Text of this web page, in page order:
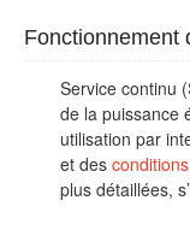
Fonctionnement
Service continu
de la puissance
utilisation par
et des
plus détaillées,